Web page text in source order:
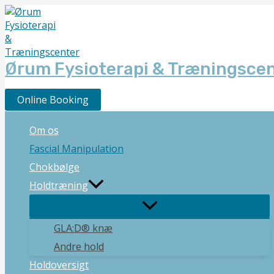
Gå
til
indholdet
Ørum Fysioterapi &
Online Booking
Om os
Fascial Manipulation
Chokbølge
Holdtræning
GLA:D® knæ
Andre hold
Holdoversigt